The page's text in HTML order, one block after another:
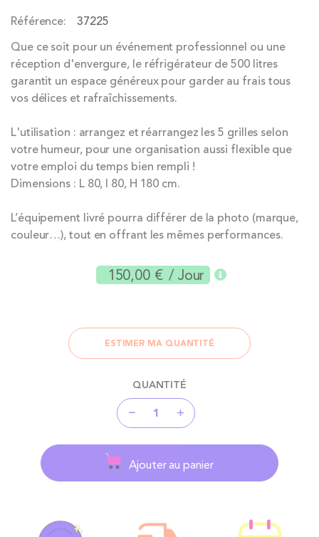
images
gallery
Référence
37225
Que ce soit pour un événement professionnel ou une
réception d'envergure, le réfrigérateur de 500 litres
garantit un espace généreux pour garder au frais tous
vos délices et rafraîchissements.
L'utilisation : arrangez et réarrangez les 5 grilles selon
votre humeur, pour une organisation aussi flexible que
votre emploi du temps bien rempli !
Dimensions : L 80, l 80, H 180 cm.
L’équipement livré pourra différer de la photo (marque,
couleur…), tout en offrant les mêmes performances.
150,00 € / Jour
ESTIMER MA QUANTITÉ
QUANTITÉ
Ajouter au panier